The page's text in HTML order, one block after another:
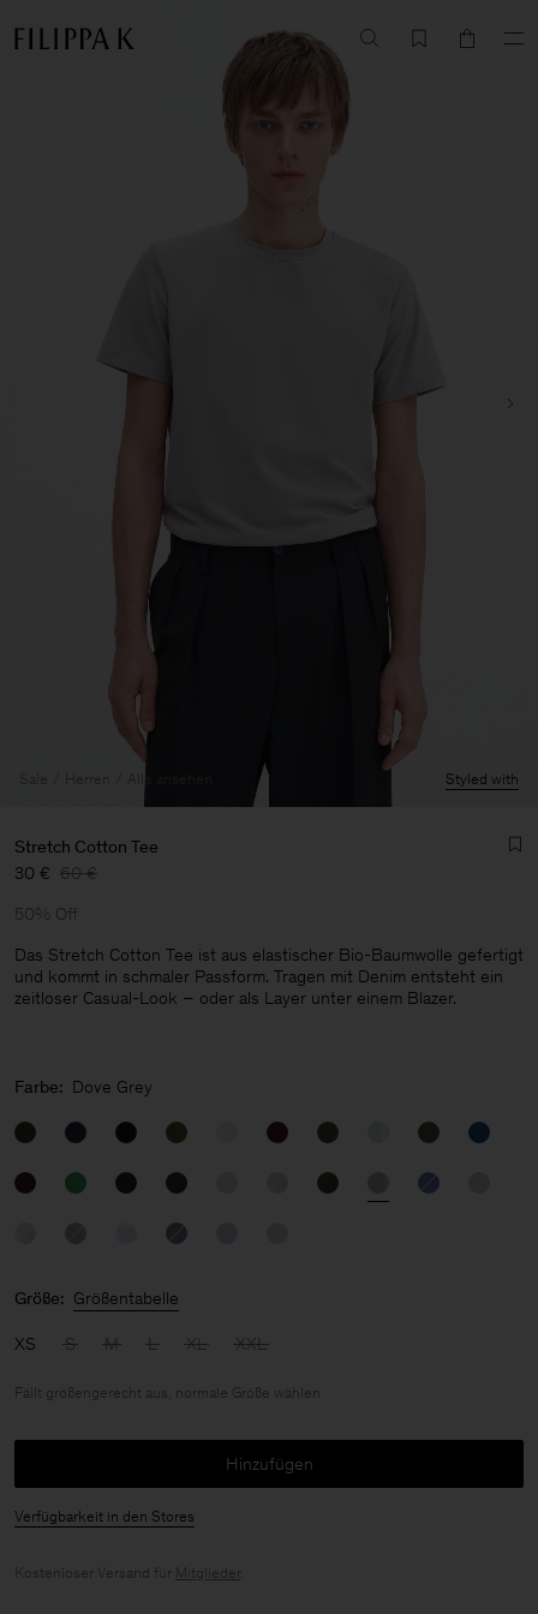
Sale Herren Alle ansehen Styled with
Stretch Cotton Tee
30 € 60 €
50% Off
Das Stretch Cotton Tee ist aus elastischer Bio-Baumwolle gefertigt
und kommt in schmaler Passform. Tragen mit Denim entsteht ein
zeitloser Casual-Look – oder als Layer unter einem Blazer.
Farbe: Dove Grey
Größe: Größentabelle
XS S M L XL XXL
Fällt größengerecht aus, normale Größe wählen
Hinzufügen
Verfügbarkeit in den Stores
Kostenloser Versand für Mitglieder.